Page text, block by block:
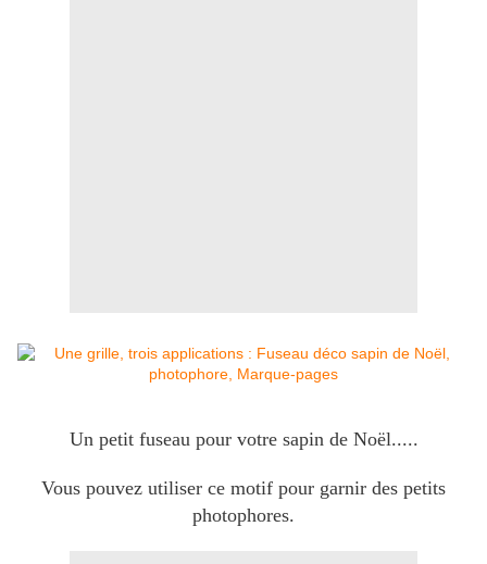
Un petit fuseau pour votre sapin de Noël.....
Vous pouvez utiliser ce motif pour garnir des petits
photophores.